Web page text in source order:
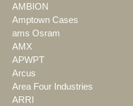
AMBION
Amptown Cases
ams Osram
AMX
APWPT
Arcus
Area Four Industries
ARRI